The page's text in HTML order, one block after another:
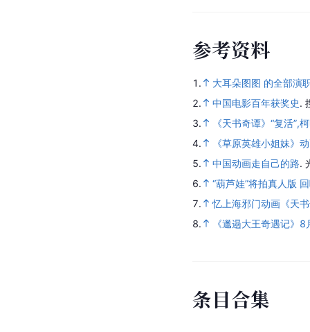
参考资料
1.
大耳朵图图 的全部演
2.
中国电影百年获奖史.
3.
《天书奇谭》“复活”,
4.
《草原英雄小姐妹》
5.
中国动画走自己的路.
6.
“葫芦娃”将拍真人版
7.
忆上海邪门动画《天
8.
《邋遢大王奇遇记》
条目合集